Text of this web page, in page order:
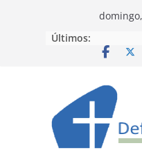
Últimos: